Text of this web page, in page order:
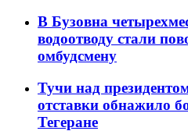
В Бузовна
водоотводу стали
омбудсмену
Тучи над
отставки обнажило
Тегеране